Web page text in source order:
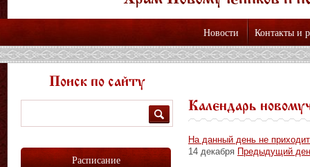
Новости Контакты и
Календарь
На данный день не
14 декабря Предыдущий
Поиск по сайту
Расписание